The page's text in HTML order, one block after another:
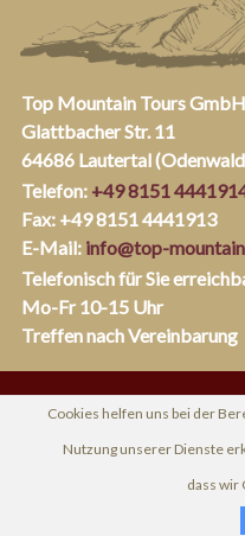
Top Mountain Tours GmbH
Glattbacher Str. 11
64686 Lautertal
Telefon: +49 8151
Fax: +49 8151 4441913
E-Mail: info@top-
Telefonisch für Sie
Mo-Fr 10-15 Uhr
Treffen nach Vereinbarung
Cookies helfen uns bei der
Nutzung unserer Dienste
dass wir